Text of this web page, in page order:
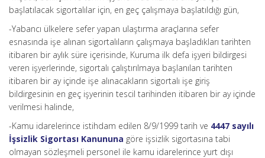
başlatılacak sigortalılar için, en geç çalışmaya başlatıldığı gün,
-Yabancı ülkelere sefer yapan ulaştırma araçlarına sefer
esnasında işe alınan sigortalıların çalışmaya başladıkları tarihten
itibaren bir aylık süre içerisinde, Kuruma ilk defa işyeri bildirgesi
veren işyerlerinde, sigortalı çalıştırılmaya başlanılan tarihten
itibaren bir ay içinde işe alınacakların sigortalı işe giriş
bildirgesinin en geç işyerinin tescil tarihinden itibaren bir ay içinde
verilmesi halinde,
-Kamu idarelerince istihdam edilen 8/9/1999 tarih ve 4447 sayılı
İşsizlik Sigortası Kanununa göre işsizlik sigortasına tabi
olmayan sözleşmeli personel ile kamu idarelerince yurt dışı